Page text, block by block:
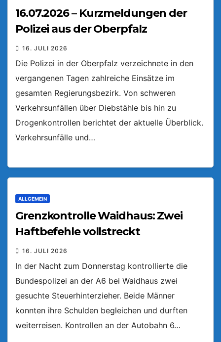
16.07.2026 – Kurzmeldungen der
Polizei aus der Oberpfalz
16. JULI 2026
Die Polizei in der Oberpfalz verzeichnete in den
vergangenen Tagen zahlreiche Einsätze im
gesamten Regierungsbezirk. Von schweren
Verkehrsunfällen über Diebstähle bis hin zu
Drogenkontrollen berichtet der aktuelle Überblick.
Verkehrsunfälle und…
ALLGEMEIN
Grenzkontrolle Waidhaus: Zwei
Haftbefehle vollstreckt
16. JULI 2026
In der Nacht zum Donnerstag kontrollierte die
Bundespolizei an der A6 bei Waidhaus zwei
gesuchte Steuerhinterzieher. Beide Männer
konnten ihre Schulden begleichen und durften
weiterreisen. Kontrollen an der Autobahn 6…